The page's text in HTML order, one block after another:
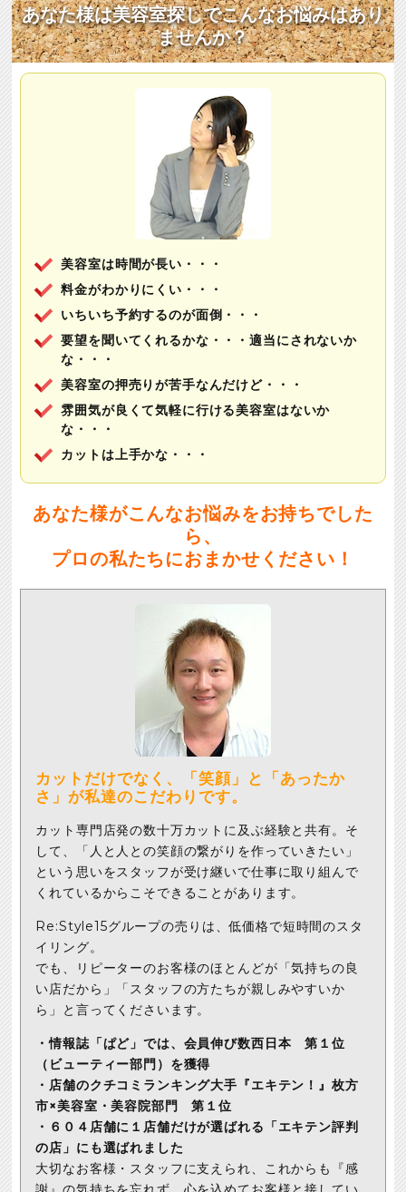
あなた様は美容室探しでこんなお悩みはあり
ませんか？
美容室は時間が長い・・・
料金がわかりにくい・・・
いちいち予約するのが面倒・・・
要望を聞いてくれるかな・・・適当にされないか
な・・・
美容室の押売りが苦手なんだけど・・・
雰囲気が良くて気軽に行ける美容室はないか
な・・・
カットは上手かな・・・
あなた様がこんなお悩みをお持ちでした
ら、
プロの私たちにおまかせください！
カットだけでなく、「笑顔」と「あったか
さ」が私達のこだわりです。
カット専門店発の数十万カットに及ぶ経験と共有。そ
して、「人と人との笑顔の繋がりを作っていきたい」
という思いをスタッフが受け継いで仕事に取り組んで
くれているからこそできることがあります。
Re:Style15グループの売りは、低価格で短時間のスタ
イリング。
でも、リピーターのお客様のほとんどが「気持ちの良
い店だから」「スタッフの方たちが親しみやすいか
ら」と言ってくださいます。
・情報誌「ぱど」では、会員伸び数西日本 第１位
（ビューティー部門）を獲得
・店舗のクチコミランキング大手『エキテン！』枚方
市×美容室・美容院部門 第１位
・６０４店舗に１店舗だけが選ばれる「エキテン評判
の店」にも選ばれました
大切なお客様・スタッフに支えられ、これからも『感